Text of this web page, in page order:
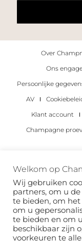
Over
Ons
Persoonlijke
AV
Klant account
Champagne
Copyright
Welkom op
Wij gebruiken
partners, om u
te bieden, om het
om u
te bieden en om
beschikbaar zijn
voorkeuren te